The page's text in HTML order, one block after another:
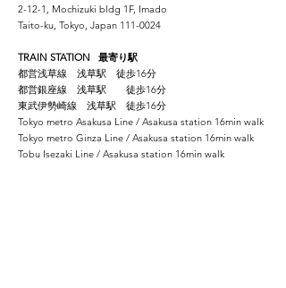
2-12-1, Mochizuki bldg 1F, Imado
Taito-ku, Tokyo, Japan 111-0024
TRAIN STATION 最寄り駅
都営浅草線 浅草駅 徒歩16分
都営銀座線 浅草駅 徒歩16分
東武伊勢崎線 浅草駅 徒歩16分
Tokyo metro Asakusa Line / Asakusa station 16min walk
Tokyo metro Ginza Line / Asakusa station 16min walk
Tobu Isezaki Line / Asakusa station 16min walk